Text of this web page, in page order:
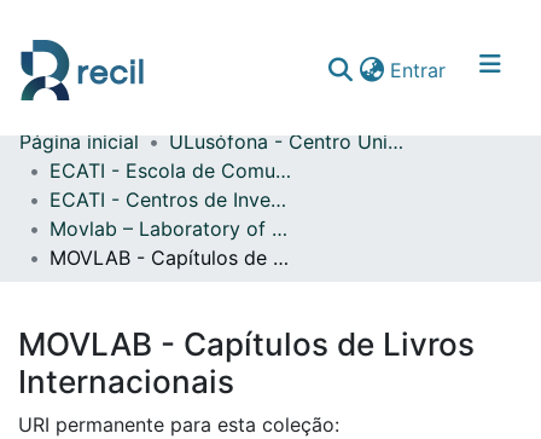
Entrar(current)
Comunidades & Coleções
Percorrer repositório
Estatísticas
Página inicial
ULusófona - Centro Universitário de Lisboa
ECATI - Escola de Comunicação, Arquitetura, Artes e Tecnologias da Informação
ECATI - Centros de Investigação
Movlab – Laboratory of Technologies for Interactions and Interfaces
MOVLAB - Capítulos de Livros Internacionais
MOVLAB - Capítulos de Livros
Internacionais
URI permanente para esta coleção: